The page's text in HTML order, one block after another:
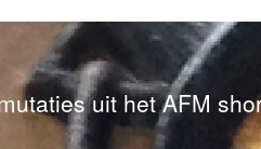
uit het AFM